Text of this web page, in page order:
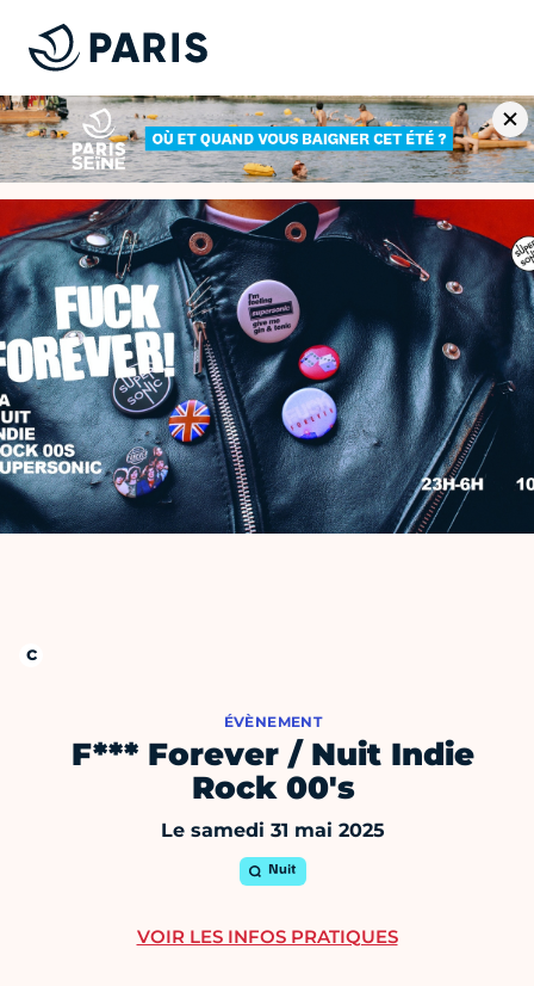
ÉVÈNEMENT
F*** Forever / Nuit Indie
Rock 00's
Le samedi 31 mai 2025
Nuit
VOIR LES INFOS PRATIQUES